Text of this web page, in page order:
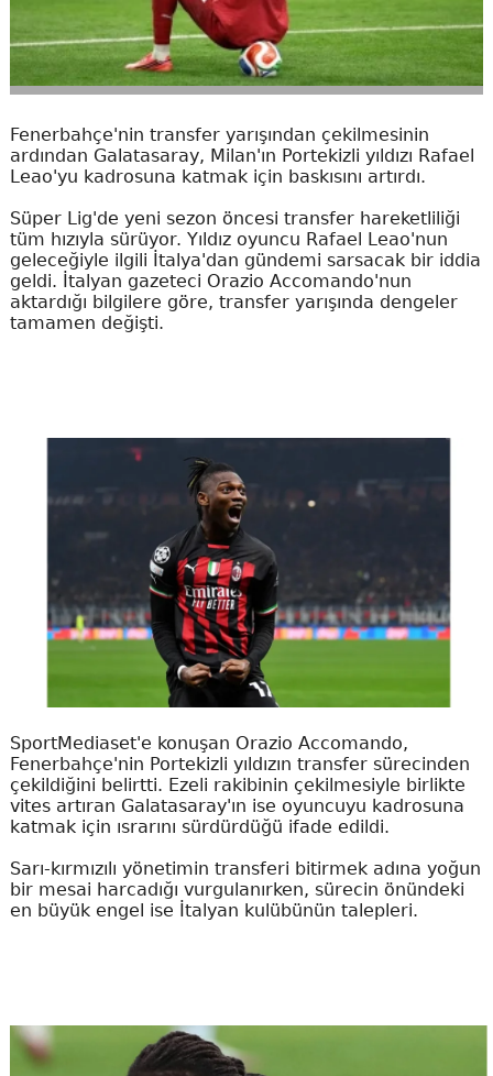
Fenerbahçe'nin transfer yarışından çekilmesinin
ardından Galatasaray, Milan'ın Portekizli yıldızı Rafael
Leao'yu kadrosuna katmak için baskısını artırdı.
Süper Lig'de yeni sezon öncesi transfer hareketliliği
tüm hızıyla sürüyor. Yıldız oyuncu Rafael Leao'nun
geleceğiyle ilgili İtalya'dan gündemi sarsacak bir iddia
geldi. İtalyan gazeteci Orazio Accomando'nun
aktardığı bilgilere göre, transfer yarışında dengeler
tamamen değişti.
SportMediaset'e konuşan Orazio Accomando,
Fenerbahçe'nin Portekizli yıldızın transfer sürecinden
çekildiğini belirtti. Ezeli rakibinin çekilmesiyle birlikte
vites artıran Galatasaray'ın ise oyuncuyu kadrosuna
katmak için ısrarını sürdürdüğü ifade edildi.
Sarı-kırmızılı yönetimin transferi bitirmek adına yoğun
bir mesai harcadığı vurgulanırken, sürecin önündeki
en büyük engel ise İtalyan kulübünün talepleri.